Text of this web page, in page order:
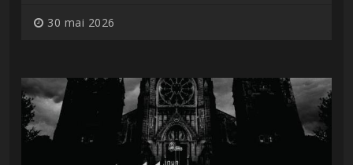
30 mai 2026